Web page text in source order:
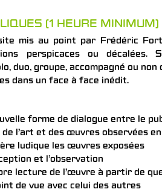
(1 HEURE MINIMUM)
mis au point par Frédéric
perspicaces ou décalées.
duo, groupe, accompagné ou
dans un face à face inédit.
forme de dialogue entre le
de l’art et des œuvres observées
ludique les œuvres exposées
et l’observation
lecture de l’œuvre à partir de
de vue avec celui des autres